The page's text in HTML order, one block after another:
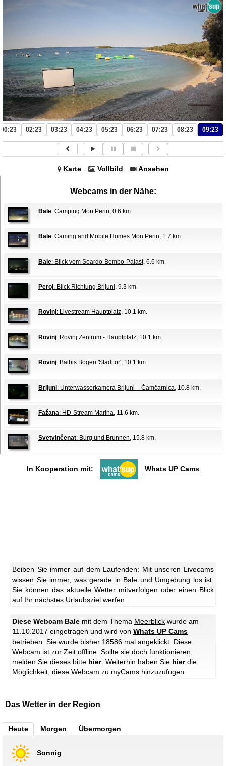
00:23 02:23 03:23 04:23 05:23 06:23 07:23 08:23 09:23
Karte Vollbild Ansehen
Webcams in der Nähe:
Bale: Camping Mon Perin, 0.6 km.
Bale: Caming and Mobile Homes Mon Perin, 1.7 km.
Bale: Blick vom Soardo-Bembo-Palast, 6.6 km.
Peroj: Blick Richtung Brijuni, 9.3 km.
Rovinj: Livestream Hauptplatz, 10.1 km.
Rovinj: Rovinj Zentrum - Hauptplatz, 10.1 km.
Rovinj: Balbis Bogen 'Stadttor', 10.1 km.
Brijuni: Unterwasserkamera Brijuni – Čamčarnica, 10.8 km.
Fažana: HD-Stream Marina, 11.6 km.
Svetvinčenat: Burg und Brunnen, 15.8 km.
In Kooperation mit: Whats UP Cams
Beiben Sie immer auf dem Laufenden: Mit unseren Livecams
wissen Sie immer, was gerade in Bale und Umgebung los ist.
Sie können das aktuelle Wetter mitverfolgen oder einen Blick
auf Ihr nächstes Urlaubsziel werfen.
Diese Webcam Bale mit dem Thema Meerblick wurde am
11.10.2017 eingetragen und wird von Whats UP Cams
betrieben. Sie wurde bisher 18586 mal angeklickt. Diese
Webcam ist zur Zeit offline. Sollte sie doch funktionieren,
melden Sie dieses bitte hier. Weiterhin haben Sie hierdie
Möglichkeit, diese Webcam zu myCams hinzuzufügen.
Das Wetter in der Region
Heute Morgen Übermorgen
Sonnig